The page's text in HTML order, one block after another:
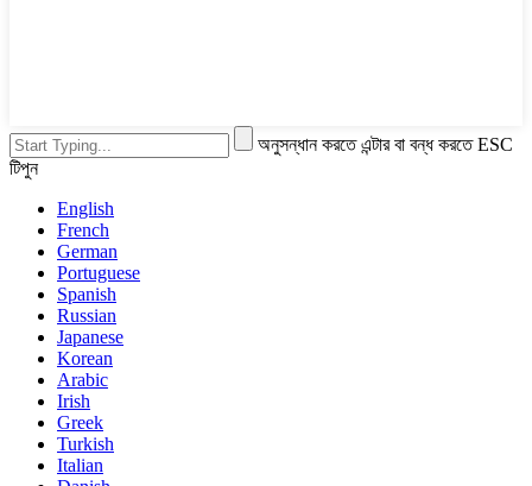
অনুসন্ধান করতে এন্টার বা বন্ধ করতে ESC
টিপুন
English
French
German
Portuguese
Spanish
Russian
Japanese
Korean
Arabic
Irish
Greek
Turkish
Italian